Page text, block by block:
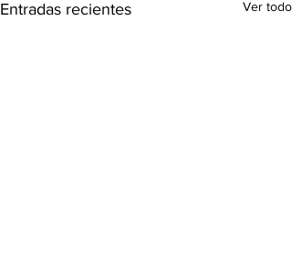
Entradas recientes Ver todo